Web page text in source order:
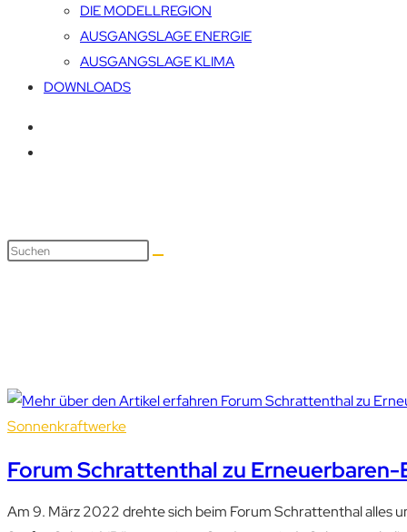
DIE MODELLREGION
AUSGANGSLAGE ENERGIE
AUSGANGSLAGE KLIMA
DOWNLOADS
Sonnenkraftwerke
Forum Schrattenthal zu
Am 9. März 2022 drehte sich beim Forum Schrattenthal alles